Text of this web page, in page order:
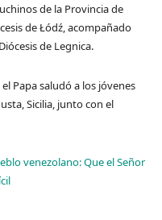
de la Provincia de
de Łódź, acompañado
de Legnica.
Papa saludó a los jóvenes
Sicilia, junto con el
venezolano: Que el Señor